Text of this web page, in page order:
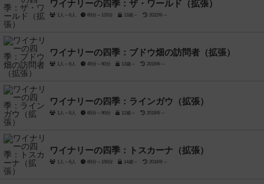
ワイナリーの四季：ザ・ワールド（拡張）
1人～6人 60分～120分 13歳～ 2022年～
ワイナリーの四季：ブドウ畑の訪問者（拡張）
1人～6人 45分～90分 13歳～ 2016年～
ワイナリーの四季：ラインガウ（拡張）
1人～6人 60分～90分 12歳～ 2018年～
ワイナリーの四季：トスカーナ（拡張）
1人～6人 60分～150分 14歳～ 2016年～